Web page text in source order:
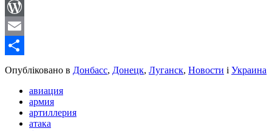
LinkedIn
WordPress
Email
Share
Опубліковано в Донбасс, Донецк, Луганск, Новости і Украина
авиация
армия
артиллерия
атака